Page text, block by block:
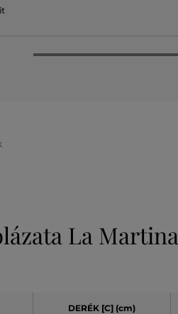
La Martina
DERÉK [C] (cm)